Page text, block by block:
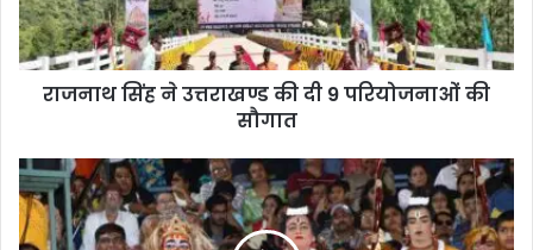
राजनाथ सिंह ने उत्तराखण्ड की दी 9 परियोजनाओं की
सौगात